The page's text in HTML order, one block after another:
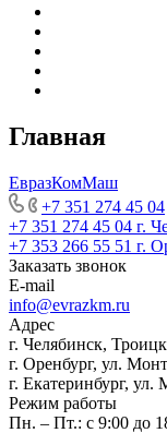
Главная
ЕвразКомМаш
+7 351 274 45 04
+7 351 274 45 04 г.
+7 353 266 55 51 г.
Заказать звонок
E-mail
info@evrazkm.ru
Адрес
г. Челябинск,
г. Оренбург, ул.
г. Екатеринбург,
Режим работы
Пн. – Пт.: с 9:00 до